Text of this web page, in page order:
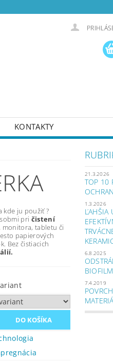
KONTAKTY
kde ju použiť ?
pri čistení
monitora, tabletu či
papierových
Bez čistiacich
21.3.2026
TOP 10
1.3.2026
ĽAHŠIA
6.8.2025
7.4.2019